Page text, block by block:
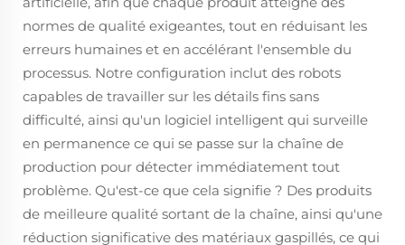
normes de qualité exigeantes, tout en réduisant les
erreurs humaines et en accélérant l'ensemble du
processus. Notre configuration inclut des robots
capables de travailler sur les détails fins sans
difficulté, ainsi qu'un logiciel intelligent qui surveille
en permanence ce qui se passe sur la chaîne de
production pour détecter immédiatement tout
problème. Qu'est-ce que cela signifie ? Des produits
de meilleure qualité sortant de la chaîne, ainsi qu'une
réduction significative des matériaux gaspillés, ce qui